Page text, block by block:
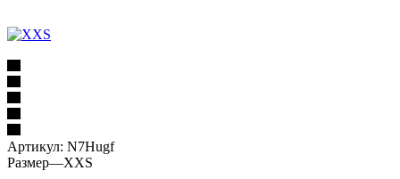
Артикул: N7Hugf
Размер—XXS